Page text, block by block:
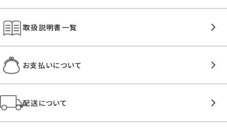
取扱説明書一覧
お支払いについて
配送について